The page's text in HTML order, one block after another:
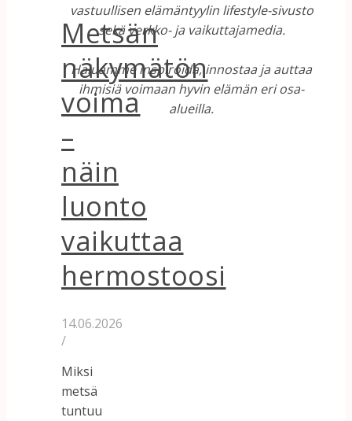
Metsän
näkymätön
voima
–
näin
luonto
vaikuttaa
hermostoosi
14.06.2026
/
Miksi
metsä
tuntuu
vastuullisen elämäntyylin lifestyle-sivusto
sekä verkko- ja vaikuttajamedia.
Haluamme inspiroida, innostaa ja auttaa
ihmisiä voimaan hyvin elämän eri osa-
alueilla.